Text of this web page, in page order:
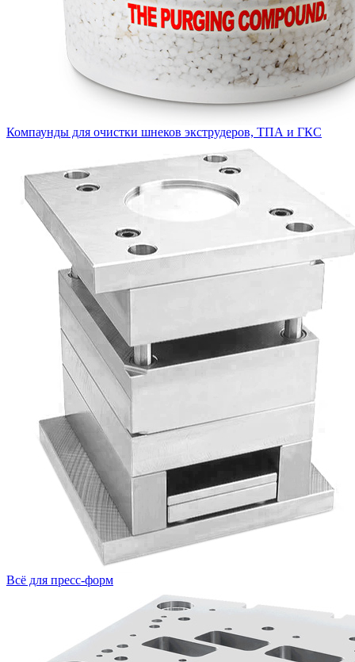
Компаунды для очистки шнеков экструдеров, ТПА и ГКС
Всё для пресс-форм